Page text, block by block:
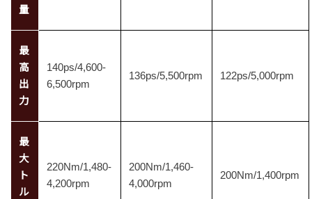
量
最
高
出
力
140ps/4,600-
6,500rpm
136ps/5,500rpm 122ps/5,000rpm
最
大
ト
ル
220Nm/1,480-
4,200rpm
200Nm/1,460-
4,000rpm
200Nm/1,400rpm